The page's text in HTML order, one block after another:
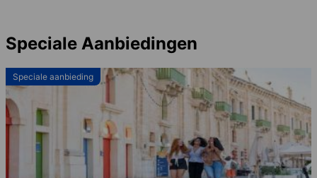
Speciale Aanbiedingen
Speciale aanbieding